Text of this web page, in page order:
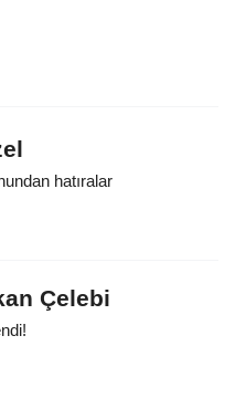
hatıralar
Çelebi